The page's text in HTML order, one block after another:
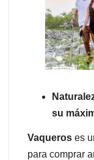
su
Vaqueros es
para comprar